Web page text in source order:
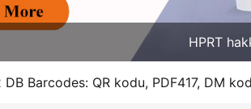
HPRT
DB Barcodes: QR kodu, PDF417, DM